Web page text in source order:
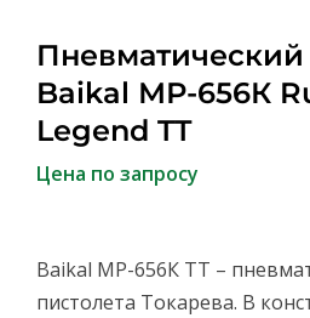
Пневматический
Baikal МР-656К
Legend TT
Цена по запросу
Baikal МР-656К TT –
пистолета Токарева. В